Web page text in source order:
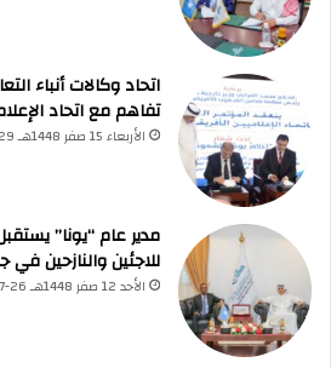
اتحاد وكالات أنباء
تفاهم مع اتحاد
الأربعاء 15 صفر 1448هـ 29-7-2026م
مدير عام “يونا”
للاجئين والنازحين
الأحد 12 صفر 1448هـ 26-7-2026م